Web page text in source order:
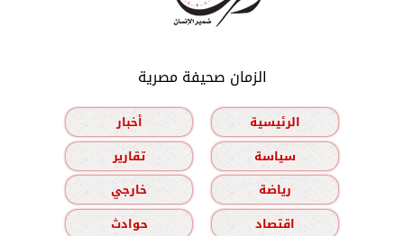
الزمان صحيفة مصرية
الرئيسية
أخبار
سياسة
تقارير
رياضة
خارجي
اقتصاد
حوادث